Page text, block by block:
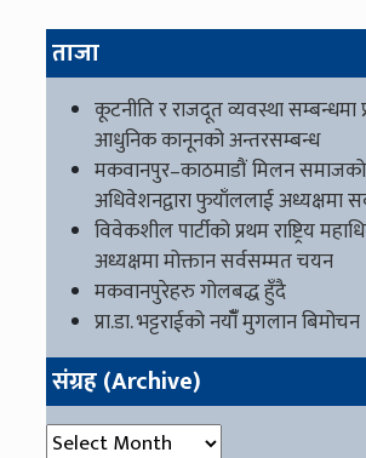
ताजा
कूटनीति र राजदूत व्यवस्था सम्बन्धमा
आधुनिक कानूनको अन्तरसम्बन्ध
मकवानपुर–काठमाडौं मिलन समाजको
अधिवेशनद्वारा फुयाँललाई अध्यक्षमा
विवेकशील पार्टीको प्रथम राष्ट्रिय
अध्यक्षमा मोक्तान सर्वसम्मत चयन
मकवानपुरेहरु गोलबद्ध हुँदै
प्रा.डा. भट्टराईको नयाँँ मुगलान बिमोचन
संग्रह (Archive)
संग्रह (Archive)